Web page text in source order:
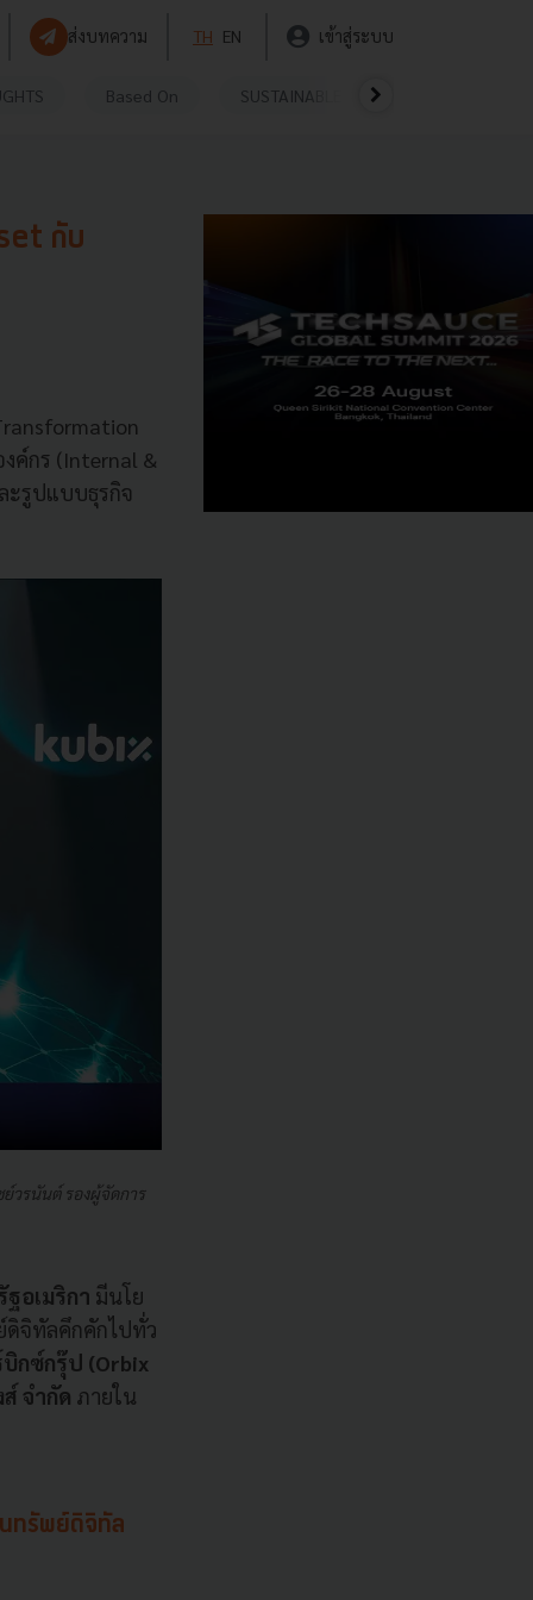
ส่งบทความ TH EN เข้าสู่ระบบ
Based On SUSTAINABLE
กับ
ค์กร (Internal &
ะรูปแบบธุรกิจ
วรนันต์ รองผู้จัดการ
อเมริกา มีนโย
จิทัลคึกคักไปทั่ว
กซ์กรุ๊ป (Orbix
จำกัด ภายใน
ทรัพย์ดิจิทัล